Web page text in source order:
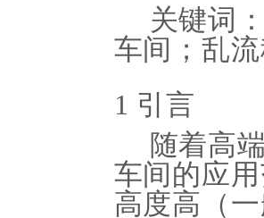
关键词
车间；乱
1 引言
随着高
车间的应
高度高（